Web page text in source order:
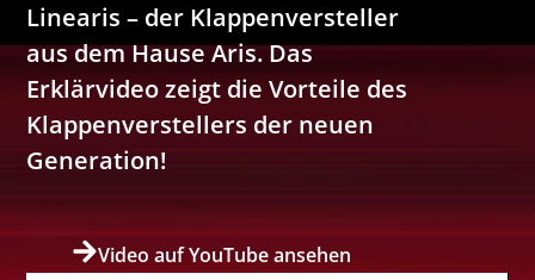
Linearis – der Klappenversteller
aus dem Hause Aris. Das
Erklärvideo zeigt die Vorteile des
Klappenverstellers der neuen
Generation!
Video auf YouTube ansehen